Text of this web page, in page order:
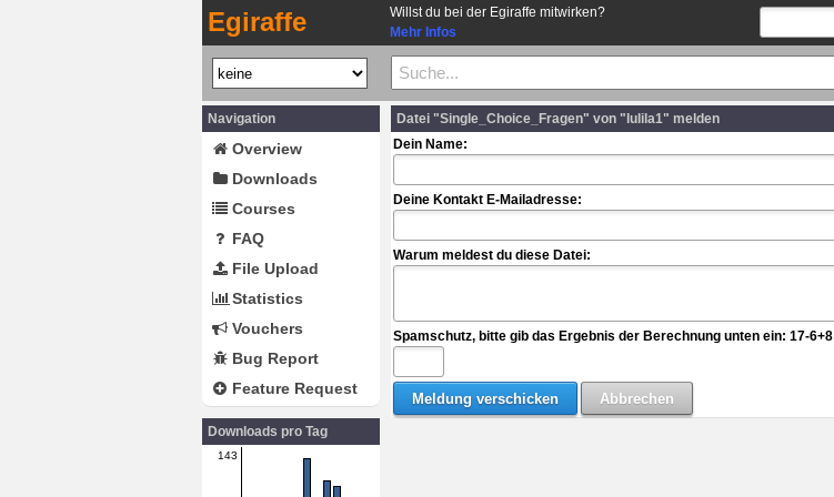
Egiraffe
Willst du bei der Egiraffe mitwirken?
Mehr Infos
Navigation
Overview
Downloads
Courses
FAQ
File Upload
Statistics
Vouchers
Bug Report
Feature Request
Downloads pro Tag
143
Datei "Single_Choice_Fragen" von "lulila1" melden
Dein Name:
Deine Kontakt E-Mailadresse:
Warum meldest du diese Datei:
Spamschutz, bitte gib das Ergebnis der Berechnung unten ein: 17-6+8